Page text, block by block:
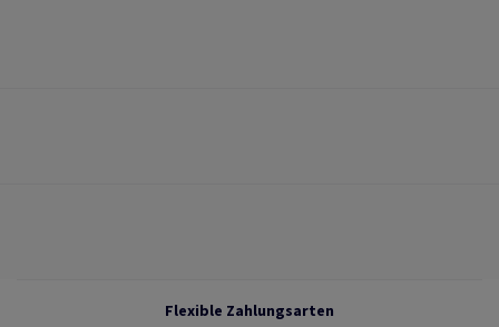
Flexible Zahlungsarten